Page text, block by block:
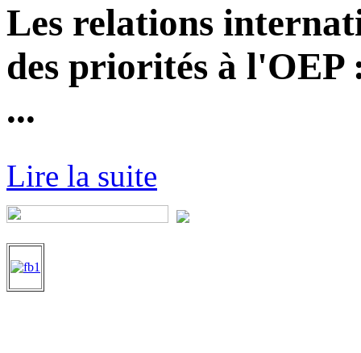
Les relations
des priorités à
...
Lire la suite